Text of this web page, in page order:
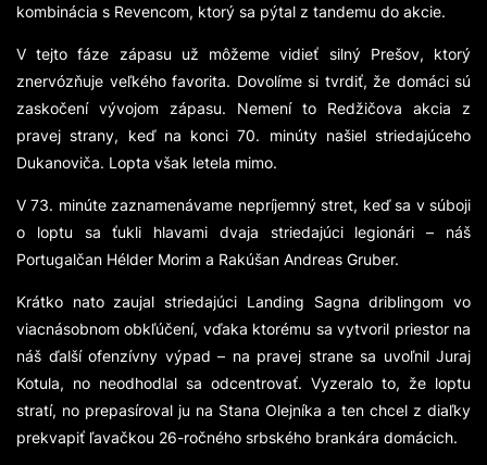
kombinácia s Revencom, ktorý sa pýtal z tandemu do akcie.
V tejto fáze zápasu už môžeme vidieť silný Prešov, ktorý
znervózňuje veľkého favorita. Dovolíme si tvrdiť, že domáci sú
zaskočení vývojom zápasu. Nemení to Redžičova akcia z
pravej strany, keď na konci 70. minúty našiel striedajúceho
Dukanoviča. Lopta však letela mimo.
V 73. minúte zaznamenávame nepríjemný stret, keď sa v súboji
o loptu sa ťukli hlavami dvaja striedajúci legionári – náš
Portugalčan Hélder Morim a Rakúšan Andreas Gruber.
Krátko nato zaujal striedajúci Landing Sagna driblingom vo
viacnásobnom obkľúčení, vďaka ktorému sa vytvoril priestor na
náš ďalší ofenzívny výpad – na pravej strane sa uvoľnil Juraj
Kotula, no neodhodlal sa odcentrovať. Vyzeralo to, že loptu
stratí, no prepasíroval ju na Stana Olejníka a ten chcel z diaľky
prekvapiť ľavačkou 26-ročného srbského brankára domácich.